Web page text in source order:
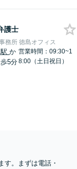
護士
務所 徳島オフィス
駅か
5分
営業時間：09:30~1
8:00（土日祝日）
す。まずは電話・